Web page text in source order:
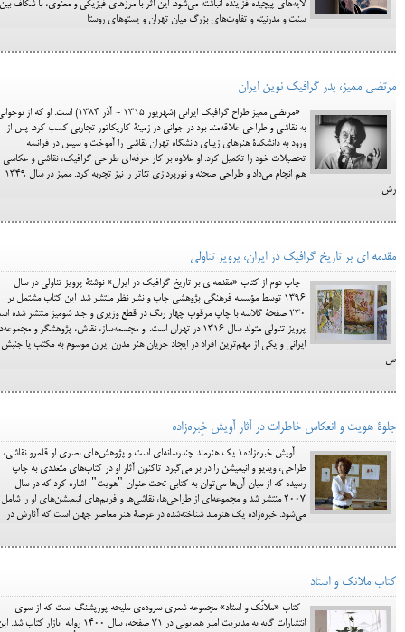
لایه‌های پیچیده فزاینده انباشته می‌شود. این اثر با مرزهای فیزیکی و معنوی، با شکاف بین
سنت و مدرنیته و تفاوت‌های بزرگ میان تهران و پستوهای روستا
مرتضی ممیز، پدر گرافیک نوین ایران
«مرتضی ممیز طراح گرافیک ایرانی (شهریور 1315 - آذر 1384) است. او که از
به نقاشی و طراحی علاقه‌مند بود در جوانی در زمینۀ کاریکاتور تجاربی کسب کرد. پس از
ورود به دانشکدۀ هنرهای زیبای دانشگاه تهران نقاشی را آموخت و سپس در فرانسه
تحصیلات خود را تکمیل کرد. او علاوه بر کار حرفه‌ای طراحی گرافیک، نقاشی و عکاسی
هم انجام می‌داد و طراحی صحنه و نورپردازی تئاتر را نیز تجربه کرد. ممیز در سال ۱۳۴۹
رش
مقدمه ای بر تاریخ گرافیک در ایران، پرویز تناولی
چاپ دوم از کتاب «مقدمه‌ای بر تاریخ گرافیک در ایران» نوشتۀ پرویز تناولی در سال
1396 توسط مؤسسه فرهنگی پژوهشی چاپ و نشر نظر منتشر شد. این کتاب مشتمل بر
230 صفحۀ گلاسه با چاپ مرقوب چهار رنگ در قطع وزیری و جلد شومیز منتشر شده
پرویز تناولی متولد سال 1316 در تهران است. او مجسمه‌ساز، نقاش، پژوهشگر و
ایرانی و یکی از مهم‌ترین افراد در ایجاد جریان هنر مدرن ایران موسوم به مکتب یا جنبش
س
جلوۀ هویت و انعکاس خاطرات در آثار آویش خِبره‌زاده
آویش خبره‌زاده1 یک هنرمند چندرسانه‌ای است و پژوهش‌های بصری او قلمرو نقاشی،
طراحی، ویدیو و انیمیشن را در بر می‌گیرد. تاکنون آثار او در کتاب‌های متعددی به چاپ
رسیده که از میان آن‌ها می‌توان به کتابی تحت عنوان "هویت" اشاره کرد که در سال
2007 منتشر شد و مجموعه‌ای از طراحی‌ها، نقاشی‌ها و فریم‌های انیمیشن‌های او را شامل
می‌شود. خبره‌زاده یک هنرمند شناخته‌شده در عرصۀ هنر معاصر جهان است که آثارش در
کتاب ملانک و استاد
کتاب «ملانَک و استاد» مجموعه شعری سروده‌ی ملیحه پورپشنگ است که از سوی
انتشارات گابه به مدیریت امیر همایونی در 71 صفحه، سال 1400 روانه بازار کتاب